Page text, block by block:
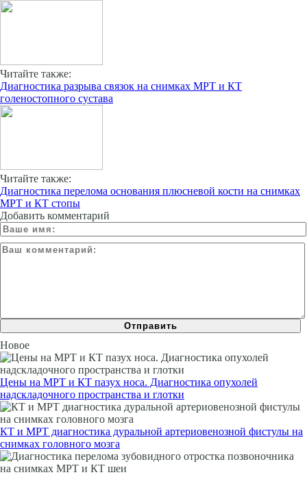
Читайте также:
Диагностика разрыва связок на снимках МРТ и КТ
голеностопного сустава
Читайте также:
Диагностика перелома основания плюсневой кости на снимках
МРТ и КТ стопы
Добавить комментарий
Новое
Цены на МРТ и КТ пазух носа. Диагностика опухолей
надскладочного пространства и глотки
КТ и МРТ диагностика дуральной артериовенозной фистулы на
снимках головного мозга